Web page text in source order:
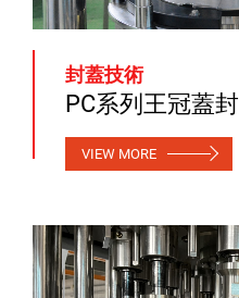
封蓋技術
PC系列王冠蓋
VIEW MORE